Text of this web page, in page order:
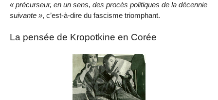
précurseur, en un sens, des procès politiques de la décennie
suivante
, c’est-à-dire du fascisme triomphant.
La pensée de Kropotkine en Corée